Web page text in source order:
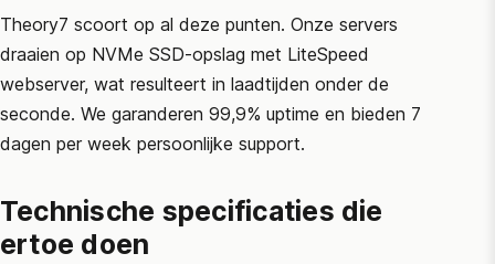
Theory7 scoort op al deze punten. Onze servers
draaien op NVMe SSD-opslag met LiteSpeed
webserver, wat resulteert in laadtijden onder de
seconde. We garanderen 99,9% uptime en bieden 7
dagen per week persoonlijke support.
Technische specificaties die
ertoe doen